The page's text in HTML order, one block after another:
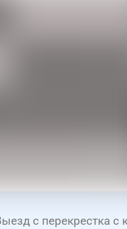
с перекрестка с